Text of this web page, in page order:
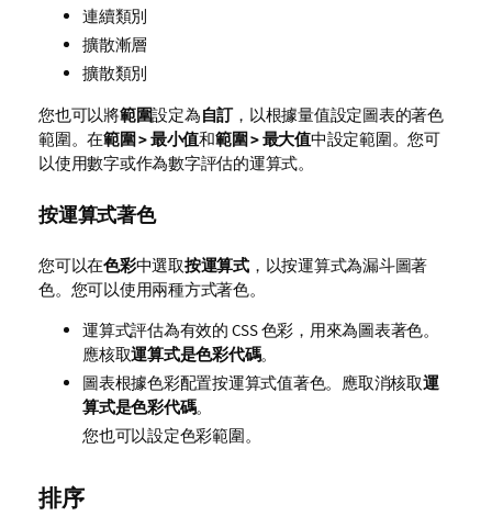
連續類別
擴散漸層
擴散類別
您也可以將範圍設定為自訂，以根據量值設定圖表的著色
範圍。在範圍 > 最小值和範圍 > 最大值中設定範圍。您可
以使用數字或作為數字評估的運算式。
按運算式著色
您可以在色彩中選取按運算式，以按運算式為漏斗圖著
色。您可以使用兩種方式著色。
運算式評估為有效的 CSS 色彩，用來為圖表著色。
應核取運算式是色彩代碼。
圖表根據色彩配置按運算式值著色。應取消核取運
算式是色彩代碼。
您也可以設定色彩範圍。
排序